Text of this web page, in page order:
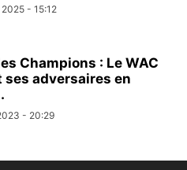
- 15:12
Champions : Le WAC
ses adversaires en
- 20:29